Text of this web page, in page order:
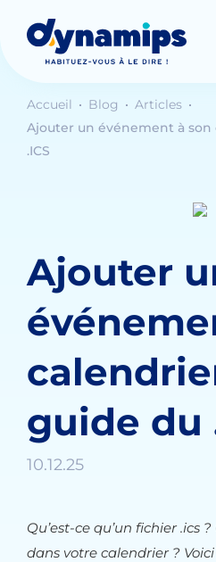
Accueil Blog
Articles
Ajouter un événement à
.ICS
Ajouter
guide du
10.12.25
Qu’est-ce qu’un fichier .ics
dans votre calendrier ?